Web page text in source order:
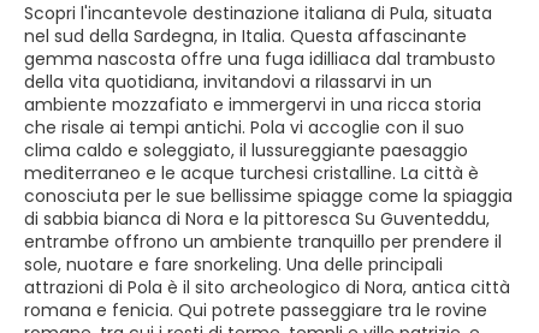
Scopri l'incantevole destinazione italiana di Pula, situata
nel sud della Sardegna, in Italia. Questa affascinante
gemma nascosta offre una fuga idilliaca dal trambusto
della vita quotidiana, invitandovi a rilassarvi in un
ambiente mozzafiato e immergervi in una ricca storia
che risale ai tempi antichi. Pola vi accoglie con il suo
clima caldo e soleggiato, il lussureggiante paesaggio
mediterraneo e le acque turchesi cristalline. La città è
conosciuta per le sue bellissime spiagge come la spiaggia
di sabbia bianca di Nora e la pittoresca Su Guventeddu,
entrambe offrono un ambiente tranquillo per prendere il
sole, nuotare e fare snorkeling. Una delle principali
attrazioni di Pola è il sito archeologico di Nora, antica città
romana e fenicia. Qui potrete passeggiare tra le rovine